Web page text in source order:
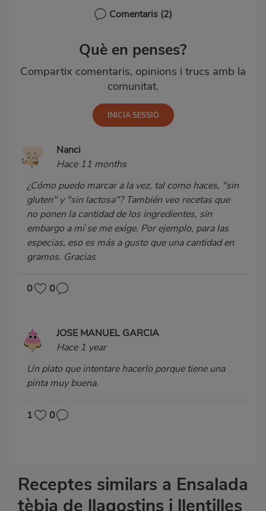
Comentaris (2)
Què en penses?
Compartix comentaris, opinions i trucs amb la
comunitat.
Nanci
Hace 11 months
¿Cómo puedo marcar a la vez, tal como haces, "sin
gluten" y "sin lactosa"? También veo recetas que
no ponen la cantidad de los ingredientes, sin
embargo a mí se me exige. Por ejemplo, para las
especias, eso es más a gusto que una cantidad en
gramos. Gracias
0 0
JOSE MANUEL GARCIA
Hace 1 year
Un plato que intentare hacerlo porque tiene una
pinta muy buena.
1 0
Receptes similars a Ensalada
tèbia de llagostins i llentilles